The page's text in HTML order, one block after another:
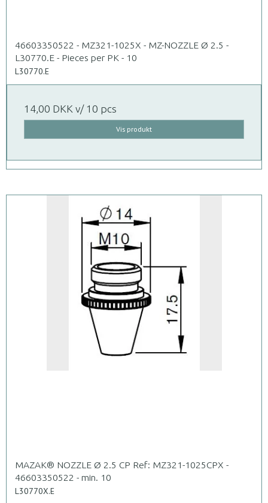
46603350522 - MZ321-1025X - MZ-NOZZLE Ø 2.5 -
L30770.E - Pieces per PK - 10
L30770.E
14,00 DKK v/ 10 pcs
Vis produkt
MAZAK® NOZZLE Ø 2.5 CP Ref: MZ321-1025CPX -
46603350522 - min. 10
L30770X.E